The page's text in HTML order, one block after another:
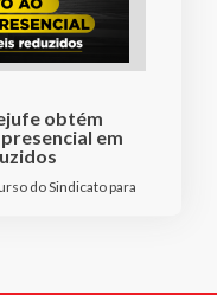
obtém
em
do Sindicato para